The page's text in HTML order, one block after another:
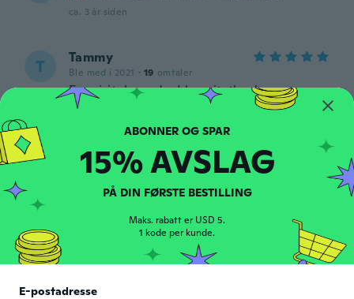
ca. 3 år siden
T Tammy
Ble med i 2021 · 19 omtaler
Exquisitely made, I love it, thank you
ca. 3 år siden
V Ble med i 2018 · 112 omtaler · 28 opplastinger
ca. 3 år siden
M
omtaler
ca. 3 år siden
15% AVSLAG
PÅ DIN FØRSTE BESTILLING
Maks. rabatt er USD 5.
1 kode per kunde.
E-postadresse